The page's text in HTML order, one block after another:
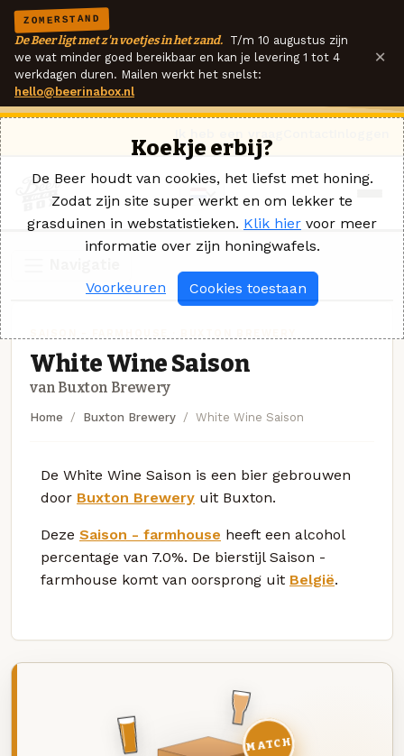
ZOMERSTAND
De Beer ligt met z'n voetjes in het zand. T/m 10 augustus zijn
we wat minder goed bereikbaar en kan je levering 1 tot 4
werkdagen duren. Mailen werkt het snelst:
hello@beerinabox.nl
×
White Wine Saison
van Buxton Brewery
Home Buxton Brewery White Wine Saison
De White Wine Saison is een bier gebrouwen
door Buxton Brewery uit Buxton.
Deze Saison - farmhouse heeft een alcohol
percentage van 7.0%. De bierstijl Saison -
farmhouse komt van oorsprong uit België.
MATCH
Koekje erbij?
De Beer houdt van cookies, het liefst met honing.
Zodat zijn site super werkt en om lekker te
grasduinen in webstatistieken. Klik hier voor meer
informatie over zijn honingwafels.
Voorkeuren Cookies toestaan